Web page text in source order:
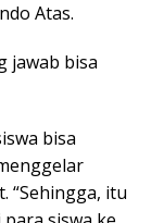
Atas.
jawab bisa
bisa
“Sehingga, itu